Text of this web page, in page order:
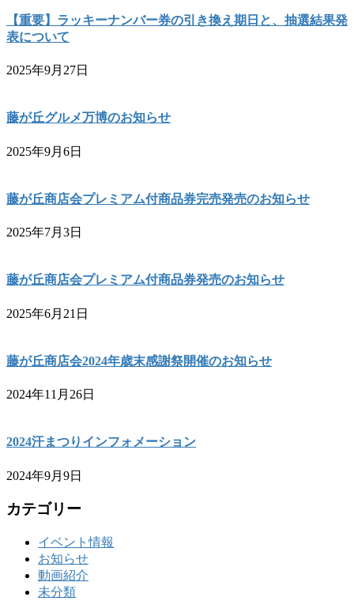
【重要】ラッキーナンバー券の引き換え期日と、抽選結果発
表について
2025年9月27日
藤が丘グルメ万博のお知らせ
2025年9月6日
藤が丘商店会プレミアム付商品券完売発売のお知らせ
2025年7月3日
藤が丘商店会プレミアム付商品券発売のお知らせ
2025年6月21日
藤が丘商店会2024年歳末感謝祭開催のお知らせ
2024年11月26日
2024汗まつりインフォメーション
2024年9月9日
カテゴリー
イベント情報
お知らせ
動画紹介
未分類